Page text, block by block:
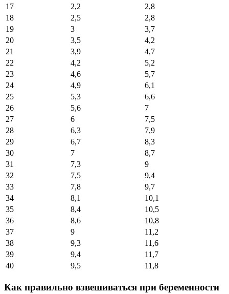
17
2,2
2,8
18
2,5
2,8
19
3
3,7
20
3,5
4,2
21
3,9
4,7
22
4,2
5,2
23
4,6
5,7
24
4,9
6,1
25
5,3
6,6
26
5,6
7
27
6
7,5
28
6,3
7,9
29
6,7
8,3
30
7
8,7
31
7,3
9
32
7,5
9,4
33
7,8
9,7
34
8,1
10,1
35
8,4
10,5
36
8,6
10,8
37
9
11,2
38
9,3
11,6
39
9,4
11,7
40
9,5 11,8
Как правильно взвешиваться при беременности